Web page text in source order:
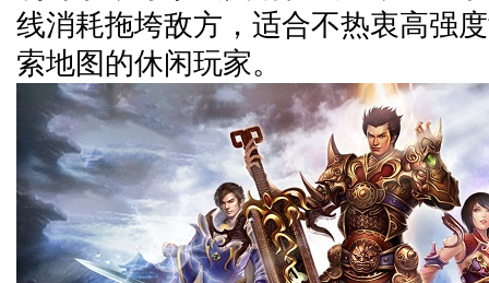
线消耗拖垮敌方，适合不热衷高强
索地图的休闲玩家。